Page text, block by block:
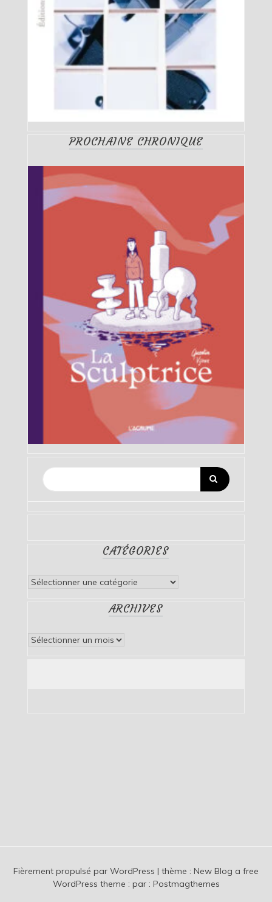
PROCHAINE CHRONIQUE
CATÉGORIES
Catégories
ARCHIVES
Archives
Fièrement propulsé par WordPress | thème : New Blog a free
WordPress theme : par : Postmagthemes